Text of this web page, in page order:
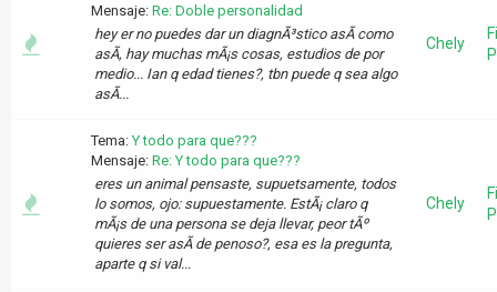
Mensaje: Re: Doble personalidad
hey er no puedes dar un diagnÃ³stico asÃ­ como
asÃ­, hay muchas mÃ¡s cosas, estudios de por
medio... Ian q edad tienes?, tbn puede q sea algo
asÃ­...
Chely
Tema:Y todo para que???
Mensaje: Re: Y todo para que???
eres un animal pensaste, supuetsamente, todos
lo somos, ojo: supuestamente. EstÃ¡ claro q
mÃ¡s de una persona se deja llevar, peor tÃº
quieres ser asÃ­ de penoso?, esa es la pregunta,
aparte q si val...
Chely